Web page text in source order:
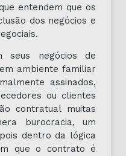
entendem que os
dos negócios e
seus negócios de
ambiente familiar
assinados,
ou clientes
contratual muitas
burocracia, um
dentro da lógica
que o contrato é